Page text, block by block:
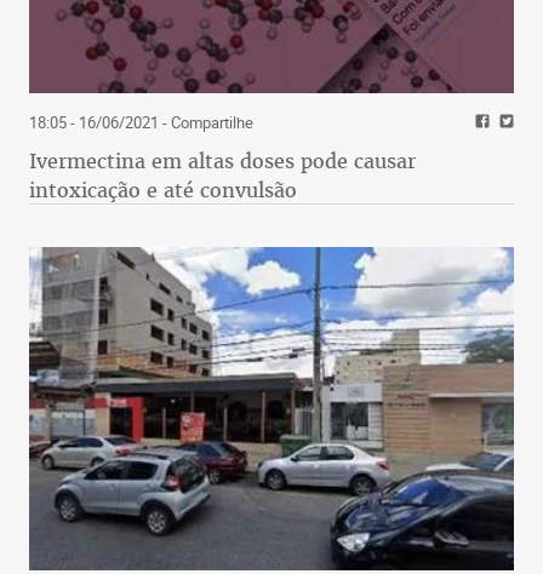
18:05 - 16/06/2021 - Compartilhe
Ivermectina em altas doses pode causar
intoxicação e até convulsão